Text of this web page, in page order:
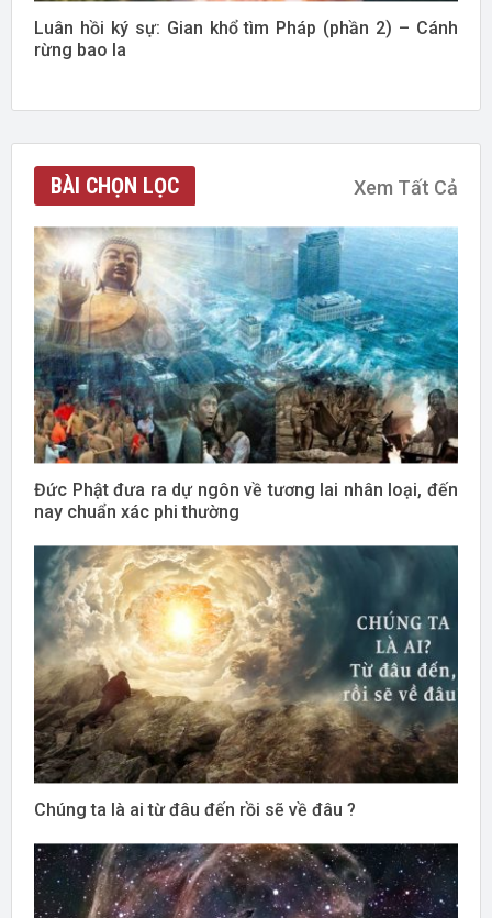
Luân hồi ký sự: Gian khổ tìm Pháp (phần 2) – Cánh
rừng bao la
BÀI CHỌN LỌC Xem Tất Cả
Đức Phật đưa ra dự ngôn về tương lai nhân loại, đến
nay chuẩn xác phi thường
Chúng ta là ai từ đâu đến rồi sẽ về đâu ?